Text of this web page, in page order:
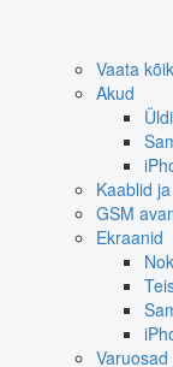
Vaata
Akud
Kaablid
GSM
Ekraanid